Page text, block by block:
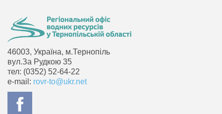
46003, Україна, м.Тернопіль
вул.За Рудкою 35
тел: (0352) 52-64-22
e-mail: rovr-to@ukr.net